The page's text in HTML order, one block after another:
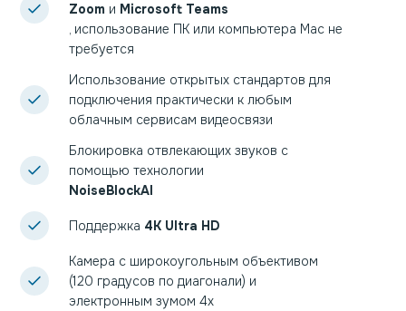
Zoom и Microsoft Teams
, использование ПК или компьютера Mac не
требуется
Использование открытых стандартов для
подключения практически к любым
облачным сервисам видеосвязи
Блокировка отвлекающих звуков с
помощью технологии
NoiseBlockAI
Поддержка 4K Ultra HD
Камера с широкоугольным объективом
(120 градусов по диагонали) и
электронным зумом 4x